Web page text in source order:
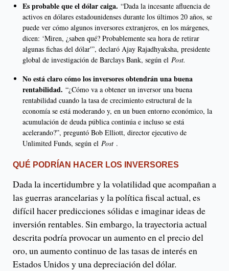
Es probable que el dólar caiga. “Dada la incesante afluencia de
activos en dólares estadounidenses durante los últimos 20 años, se
puede ver cómo algunos inversores extranjeros, en los márgenes,
dicen: ‘Miren, ¿saben qué? Probablemente sea hora de retirar
algunas fichas del dólar'”, declaró Ajay Rajadhyaksha, presidente
global de investigación de Barclays Bank, según el Post.
No está claro cómo los inversores obtendrán una buena
rentabilidad. “¿Cómo va a obtener un inversor una buena
rentabilidad cuando la tasa de crecimiento estructural de la
economía se está moderando y, en un buen entorno económico, la
acumulación de deuda pública continúa e incluso se está
acelerando?”, preguntó Bob Elliott, director ejecutivo de
Unlimited Funds, según el Post .
QUÉ PODRÍAN HACER LOS INVERSORES
Dada la incertidumbre y la volatilidad que acompañan a
las guerras arancelarias y la política fiscal actual, es
difícil hacer predicciones sólidas e imaginar ideas de
inversión rentables. Sin embargo, la trayectoria actual
descrita podría provocar un aumento en el precio del
oro, un aumento continuo de las tasas de interés en
Estados Unidos y una depreciación del dólar.